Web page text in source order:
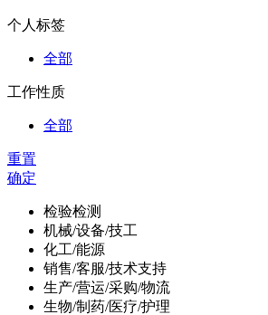
个人标签
全部
工作性质
全部
重置
确定
检验检测
机械/设备/技工
化工/能源
销售/客服/技术支持
生产/营运/采购/物流
生物/制药/医疗/护理